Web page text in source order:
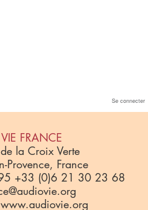
Se connecter
FRANCE
la Croix Verte
Provence, France
+33 (0)6 21 30 23 68